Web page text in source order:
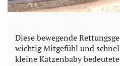
Diese bewegende
wichtig Mitgefühl und
kleine Katzenbaby